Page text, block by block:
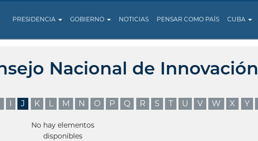
PRESIDENCIA GOBIERNO NOTICIAS PENSAR COMO PAÍS CUBA
Nacional de Innovación
I J K L M N O P Q R S T U V W X Y
No hay elementos
disponibles